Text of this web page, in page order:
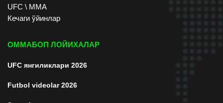
UFC \ ММА
Кечаги ўйинлар
ОММАБОП ЛОЙИХАЛАР
UFC янгиликлари 2026
Futbol videolar 2026